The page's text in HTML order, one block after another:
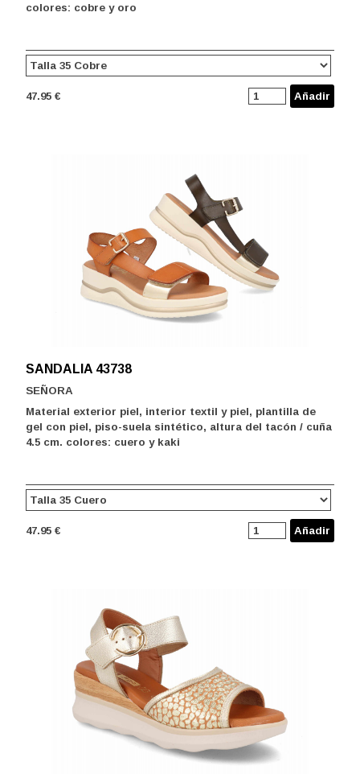
colores: cobre y oro
47.95 € Añadir
SANDALIA 43738
SEÑORA
Material exterior piel, interior textil y piel, plantilla de
gel con piel, piso-suela sintético, altura del tacón / cuña
4.5 cm. colores: cuero y kaki
47.95 € Añadir